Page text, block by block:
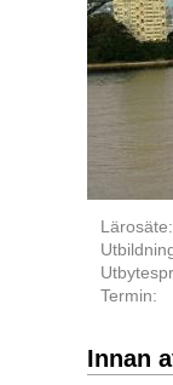
Lärosäte:
Termin:
Innan